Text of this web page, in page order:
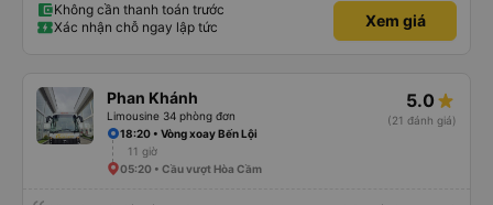
Không cần thanh toán trước
Xác nhận chỗ ngay lập tức
Xem giá
Phan Khánh
Limousine 34 phòng đơn
5.0
(21 đánh giá)
18:20 • Vòng xoay Bến Lội
11 giờ
05:20 • Cầu vượt Hòa Cầm